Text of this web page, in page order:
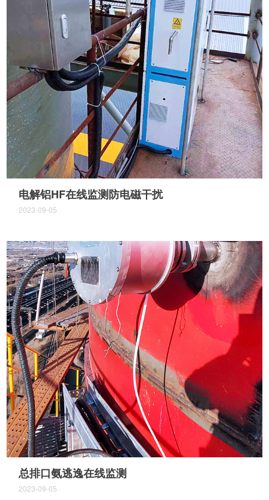
电解铝HF在线监测防电磁干扰
2023-09-05
总排口氨逃逸在线监测
2023-09-05